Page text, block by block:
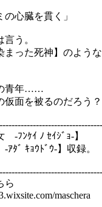
の心臓を貫く」
う。
まった死神】のよう
青年……
仮面を被るのだろう？
-ﾌﾝｹｲ ﾉ ｾｲｼﾞｮ-】
ﾀﾞ ｷｮｳﾄﾞｳ-】収録。
ら
maschera